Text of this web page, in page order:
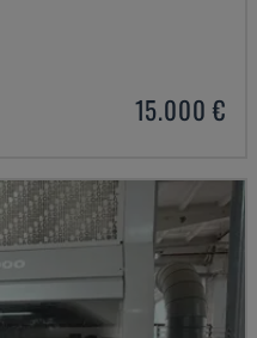
15.000 €